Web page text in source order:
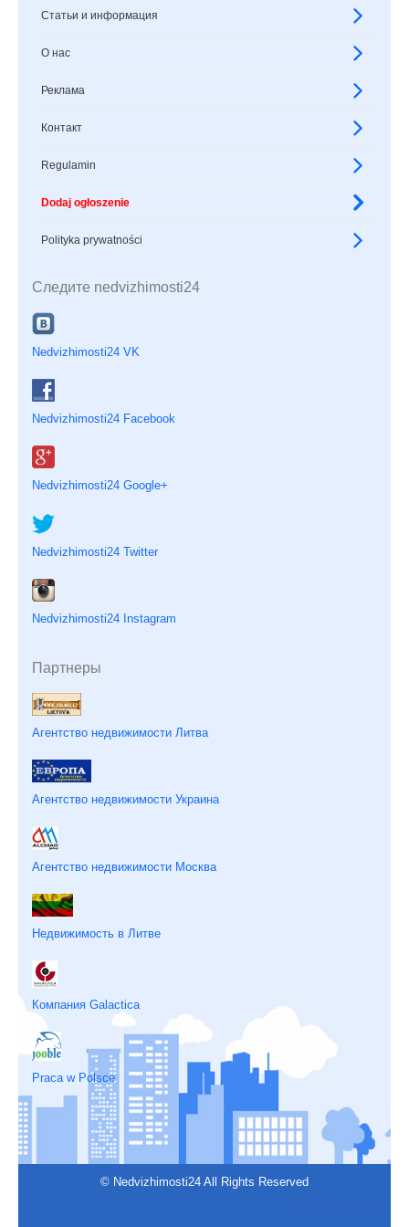
Статьи и информация
О нас
Реклама
Контакт
Regulamin
Dodaj ogłoszenie
Polityka prywatności
Следите nedvizhimosti24
Nedvizhimosti24 VK
Nedvizhimosti24 Facebook
Nedvizhimosti24 Google+
Nedvizhimosti24 Twitter
Nedvizhimosti24 Instagram
Партнеры
Агентство недвижимости Литва
Агентство недвижимости Украина
Агентство недвижимости Москва
Недвижимость в Литве
Компания Galactica
Praca w Polsce
© Nedvizhimosti24 All Rights Reserved